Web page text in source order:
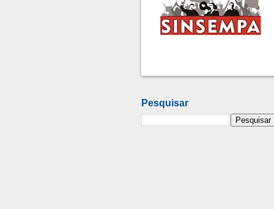
Pesquisar